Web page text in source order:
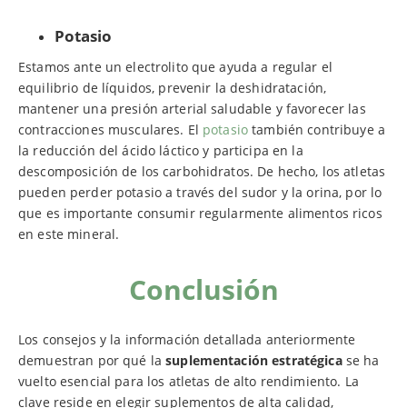
Potasio
Estamos ante un electrolito que ayuda a regular el
equilibrio de líquidos, prevenir la deshidratación,
mantener una presión arterial saludable y favorecer las
contracciones musculares. El potasio también contribuye a
la reducción del ácido láctico y participa en la
descomposición de los carbohidratos. De hecho, los atletas
pueden perder potasio a través del sudor y la orina, por lo
que es importante consumir regularmente alimentos ricos
en este mineral.
Conclusión
Los consejos y la información detallada anteriormente
demuestran por qué lasuplementación estratégicase ha
vuelto esencial para los atletas de alto rendimiento. La
clave reside en elegir suplementos de alta calidad,